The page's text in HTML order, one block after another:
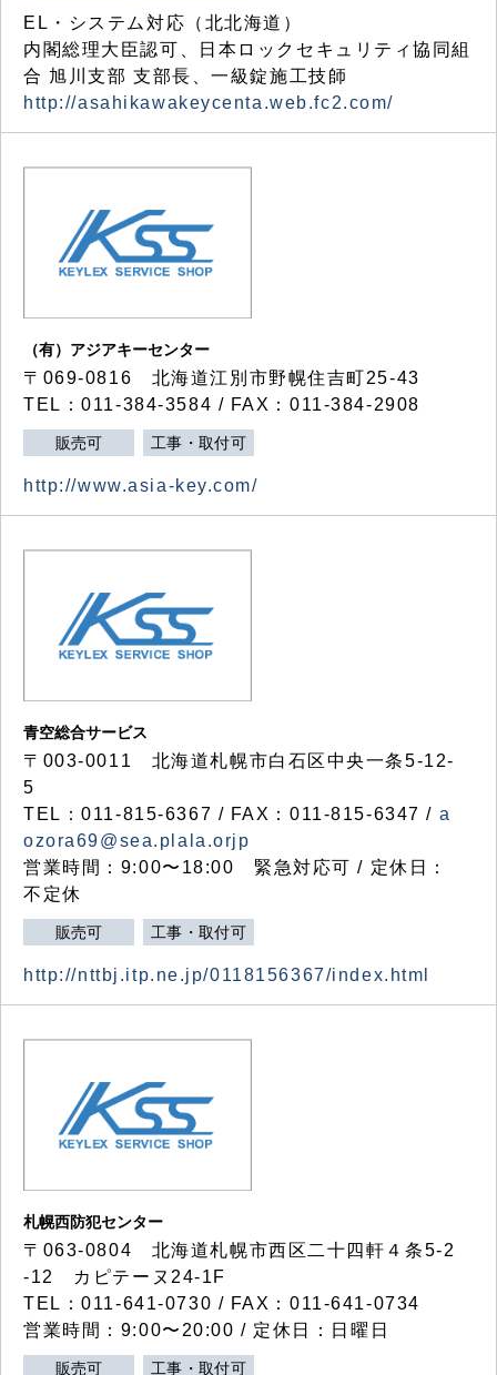
EL・システム対応（北北海道）
内閣総理大臣認可、日本ロックセキュリティ協同組
合 旭川支部 支部長、一級錠施工技師
http://asahikawakeycenta.web.fc2.com/
（有）アジアキーセンター
〒069-0816 北海道江別市野幌住吉町25-43
TEL：011-384-3584 / FAX：011-384-2908
販売可 工事・取付可
http://www.asia-key.com/
青空総合サービス
〒003-0011 北海道札幌市白石区中央一条5-12-
5
TEL：011-815-6367 / FAX：011-815-6347 / a
ozora69@sea.plala.orjp
営業時間：9:00〜18:00 緊急対応可 / 定休日：
不定休
販売可 工事・取付可
http://nttbj.itp.ne.jp/0118156367/index.html
札幌西防犯センター
〒063-0804 北海道札幌市西区二十四軒４条5-2
-12 カピテーヌ24-1F
TEL：011-641-0730 / FAX：011-641-0734
営業時間：9:00〜20:00 / 定休日：日曜日
販売可 工事・取付可